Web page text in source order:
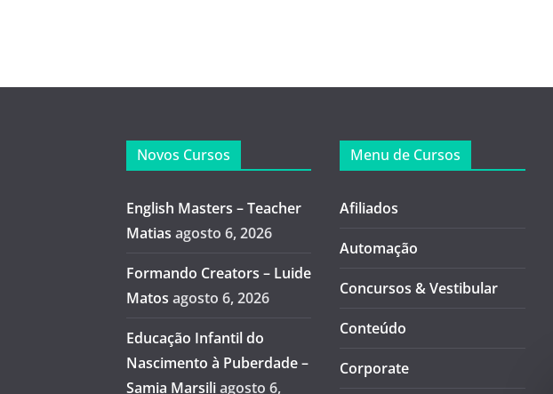
Novos Cursos
English Masters – Teacher
Matias agosto 6, 2026
Formando Creators – Luide
Matos agosto 6, 2026
Educação Infantil do
Nascimento à Puberdade –
Samia Marsili agosto 6,
Menu de Cursos
Afiliados
Automação
Concursos & Vestibular
Conteúdo
Corporate